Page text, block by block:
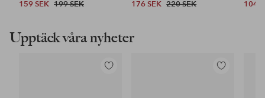
159 SEK 199 SEK 176 SEK 220 SEK 104
Upptäck våra nyheter
Lägg
Lägg